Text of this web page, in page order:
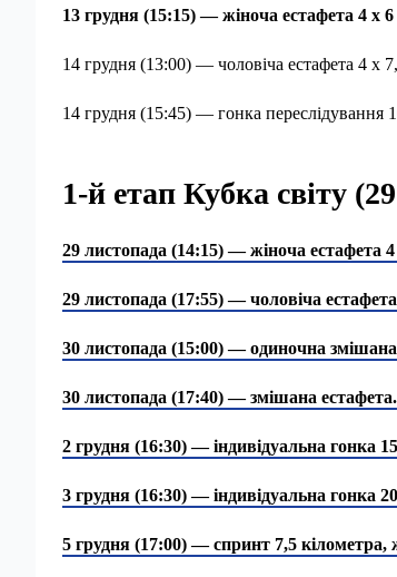
13 грудня (15:15) — жіноча естафета 4 х 6
14 грудня (13:00) — чоловіча естафета 4 х
14 грудня (15:45) — гонка переслідування
1-й етап Кубка світу
29 листопада (14:15) — жіноча естафета 4
29 листопада (17:55) — чоловіча
30 листопада (15:00) — одиночна
30 листопада (17:40) — змішана естафета.
2 грудня (16:30) — індивідуальна гонка
3 грудня (16:30) — індивідуальна гонка
5 грудня (17:00) — спринт 7,5 кілометра,